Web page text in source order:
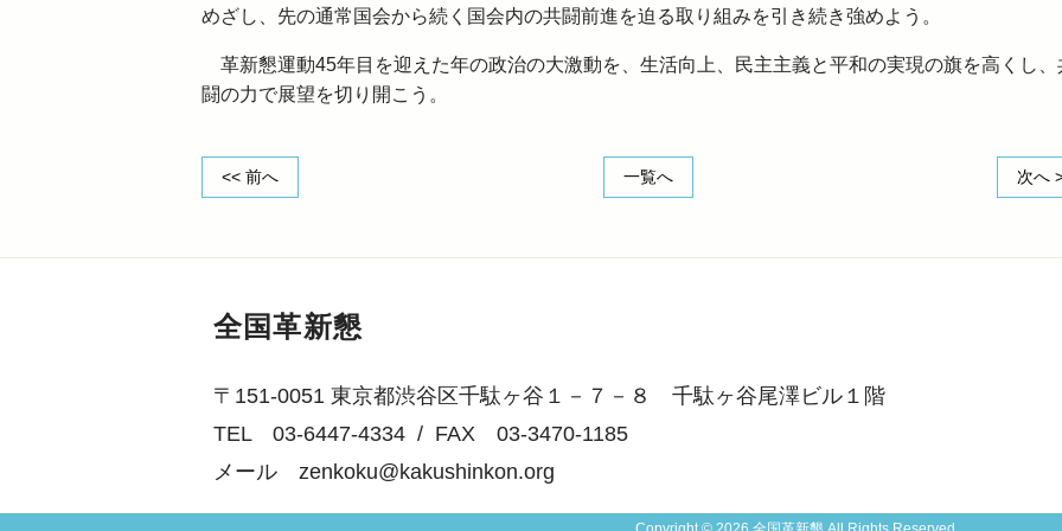
めざし、先の通常国会から続く国会内の共闘前進を迫る取り組みを引き続き強めよう。
革新懇運動45年目を迎えた年の政治の大激動を、生活向上、民主主義と平和の実現の旗を高くし、
闘の力で展望を切り開こう。
<< 前へ 一覧へ 次へ
全国革新懇
〒151-0051 東京都渋谷区千駄ヶ谷１－７－８ 千駄ヶ谷尾澤ビル１階
TEL 03-6447-4334 / FAX 03-3470-1185
メール zenkoku@kakushinkon.org